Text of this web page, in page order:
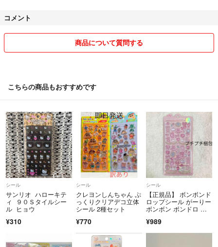
ご理解の上ご購入をお願いいたします。
神経質な方、ご心配な方はご遠慮くださいませm(__)m
コメント
商品について質問する
こちらの商品もおすすめです
シール
サンリオ ハローキテ
ィ ９０Ｓタイルシー
ル ヒョウ
¥310
シール
クレヨンしんちゃん ぷ
っくりクリアデコ立体
シール 2種セット
¥770
シール
【正規品】 ボンボンド
ロップシール がーりー
ボンボン ボンドロ ガ
¥989